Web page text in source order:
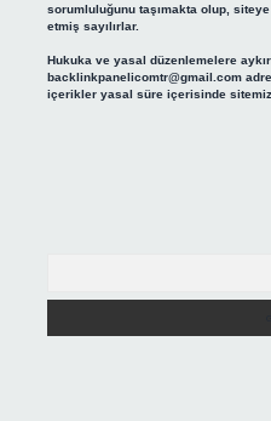
sorumluluğunu taşımakta olup,
etmiş sayılırlar.
Hukuka ve yasal düzenlemelere
backlinkpanelicomtr@gmail.com
içerikler yasal süre içerisinde